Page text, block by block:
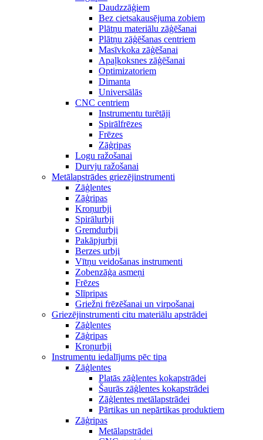
Daudzzāģiem
Bez cietsakausējuma zobiem
Plātņu materiālu zāģēšanai
Plātņu zāģēšanas centriem
Masīvkoka zāģēšanai
Apaļkoksnes zāģēšanai
Optimizatoriem
Dimanta
Universālās
CNC centriem
Instrumentu turētāji
Spirālfrēzes
Frēzes
Zāģripas
Logu ražošanai
Durvju ražošanai
Metālapstrādes griezējinstrumenti
Zāģlentes
Zāģripas
Kroņurbji
Spirālurbji
Gremdurbji
Pakāpjurbji
Berzes urbji
Vītņu veidošanas instrumenti
Zobenzāģa asmeņi
Frēzes
Slīpripas
Griežņi frēzēšanai un virpošanai
Griezējinstrumenti citu materiālu apstrādei
Zāģlentes
Zāģripas
Kroņurbji
Instrumentu iedalījums pēc tipa
Zāģlentes
Platās zāģlentes kokapstrādei
Šaurās zāģlentes kokapstrādei
Zāģlentes metālapstrādei
Pārtikas un nepārtikas produktiem
Zāģripas
Metālapstrādei